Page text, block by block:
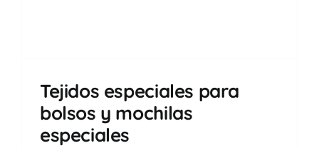
Tejidos especiales para
bolsos y mochilas
especiales